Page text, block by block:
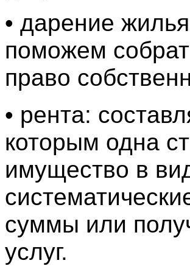
• дарение
поможем
право
• рента:
которым одна
имущество в
суммы или
услуг.